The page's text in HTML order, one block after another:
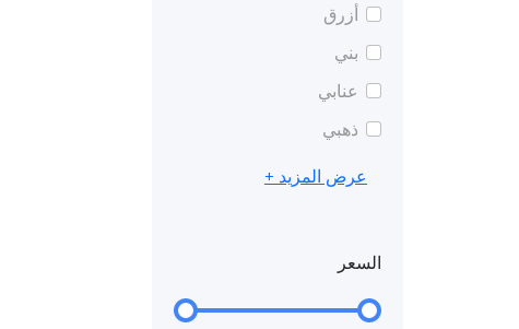
أزرق
بني
عنابي
ذهبي
عرض المزيد +
السعر